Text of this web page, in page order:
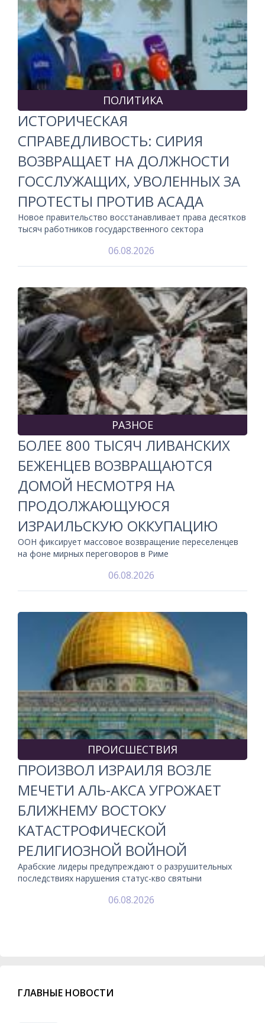
ПОЛИТИКА
ИСТОРИЧЕСКАЯ
СПРАВЕДЛИВОСТЬ: СИРИЯ
ВОЗВРАЩАЕТ НА ДОЛЖНОСТИ
ГОССЛУЖАЩИХ, УВОЛЕННЫХ ЗА
ПРОТЕСТЫ ПРОТИВ АСАДА
Новое правительство восстанавливает права десятков
тысяч работников государственного сектора
06.08.2026
РАЗНОЕ
БОЛЕЕ 800 ТЫСЯЧ ЛИВАНСКИХ
БЕЖЕНЦЕВ ВОЗВРАЩАЮТСЯ
ДОМОЙ НЕСМОТРЯ НА
ПРОДОЛЖАЮЩУЮСЯ
ИЗРАИЛЬСКУЮ ОККУПАЦИЮ
ООН фиксирует массовое возвращение переселенцев
на фоне мирных переговоров в Риме
06.08.2026
ПРОИСШЕСТВИЯ
ПРОИЗВОЛ ИЗРАИЛЯ ВОЗЛЕ
МЕЧЕТИ АЛЬ-АКСА УГРОЖАЕТ
БЛИЖНЕМУ ВОСТОКУ
КАТАСТРОФИЧЕСКОЙ
РЕЛИГИОЗНОЙ ВОЙНОЙ
Арабские лидеры предупреждают о разрушительных
последствиях нарушения статус-кво святыни
06.08.2026
ГЛАВНЫЕ НОВОСТИ